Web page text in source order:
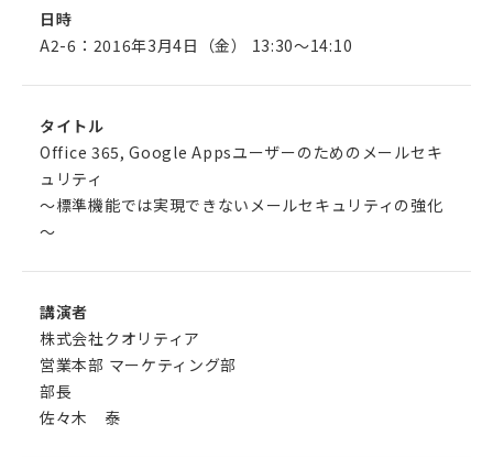
日時
A2-6：2016年3月4日（金） 13:30～14:10
タイトル
Office 365, Google Appsユーザーのためのメールセキ
ュリティ
～標準機能では実現できないメールセキュリティの強化
～
講演者
株式会社クオリティア
営業本部 マーケティング部
部長
佐々木 泰